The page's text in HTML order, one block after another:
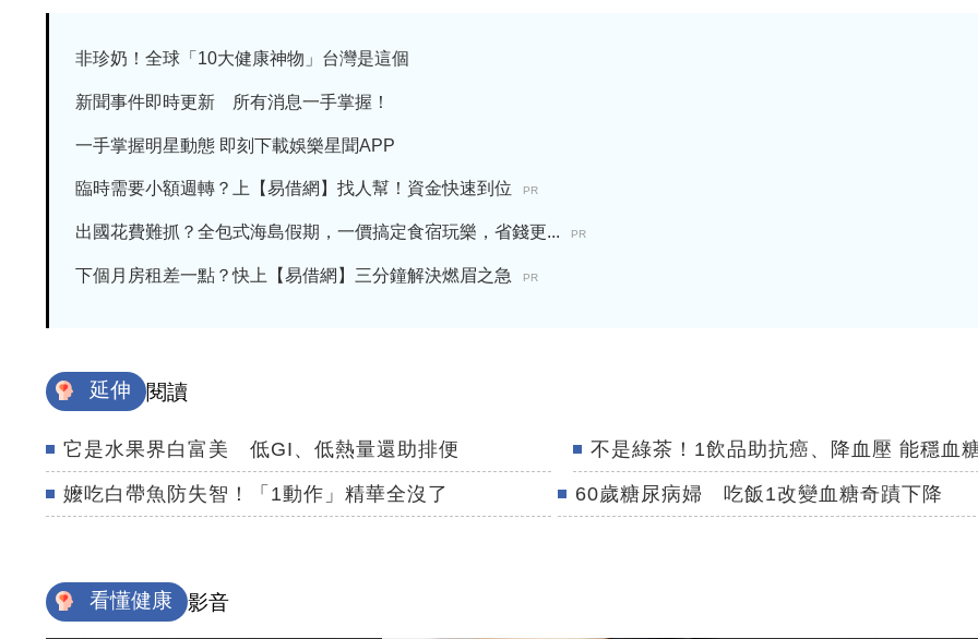
非珍奶！全球「10大健康神物」台灣是這個
新聞事件即時更新 所有消息一手掌握！
一手掌握明星動態 即刻下載娛樂星聞APP
臨時需要小額週轉？上【易借網】找人幫！資金快速到位 PR
出國花費難抓？全包式海島假期，一價搞定食宿玩樂，省錢更... PR
下個月房租差一點？快上【易借網】三分鐘解決燃眉之急 PR
延伸 閱讀
它是水果界白富美 低GI、低熱量還助排便 不是綠茶！1飲品助抗癌、降血壓 能穩血
嬤吃白帶魚防失智！「1動作」精華全沒了 60歲糖尿病婦 吃飯1改變血糖奇蹟下降
看懂健康 影音